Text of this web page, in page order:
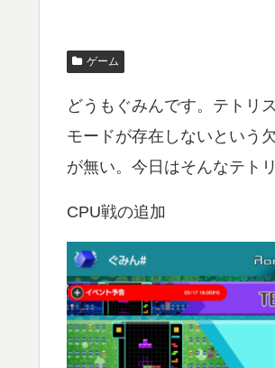
ゲーム
どうもぐみんです。テトリ
モードが存在しないという
が無い。今日はそんなテト
CPU戦の追加